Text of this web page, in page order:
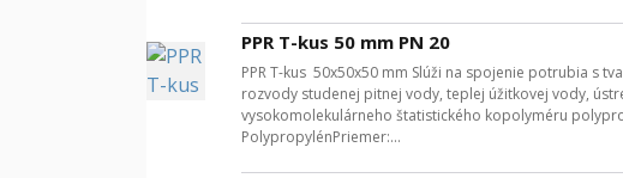
PPR T-kus 50 mm PN 20
PPR T-kus 50x50x50 mm Slúži na spojenie potrubia s
rozvody studenej pitnej vody, teplej úžitkovej vody,
vysokomolekulárneho štatistického kopolyméru
PolypropylénPriemer:...